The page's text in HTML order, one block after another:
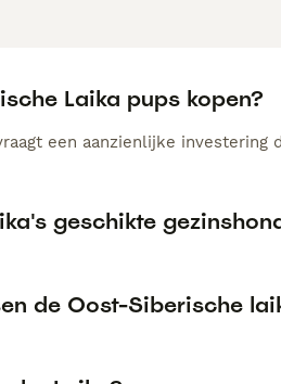
Laika pups kopen?
een aanzienlijke
geschikte
de Oost-Siberische